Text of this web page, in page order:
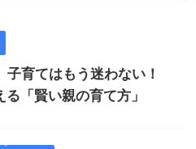
子育てはもう迷わない！
「賢い親の育て方」